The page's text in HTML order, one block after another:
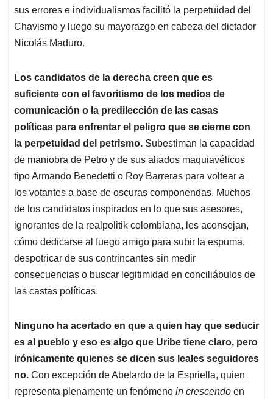
sus errores e individualismos facilitó la perpetuidad del
Chavismo y luego su mayorazgo en cabeza del dictador
Nicolás Maduro.
Los candidatos de la derecha creen que es
suficiente con el favoritismo de los medios de
comunicación o la predilección de las casas
políticas para enfrentar el peligro que se cierne con
la perpetuidad del petrismo. Subestiman la capacidad
de maniobra de Petro y de sus aliados maquiavélicos
tipo Armando Benedetti o Roy Barreras para voltear a
los votantes a base de oscuras componendas. Muchos
de los candidatos inspirados en lo que sus asesores,
ignorantes de la realpolitik colombiana, les aconsejan,
cómo dedicarse al fuego amigo para subir la espuma,
despotricar de sus contrincantes sin medir
consecuencias o buscar legitimidad en conciliábulos de
las castas políticas.
Ninguno ha acertado en que a quien hay que seducir
es al pueblo y eso es algo que Uribe tiene claro, pero
irónicamente quienes se dicen sus leales seguidores
no. Con excepción de Abelardo de la Espriella, quien
representa plenamente un fenómeno in crescendo en